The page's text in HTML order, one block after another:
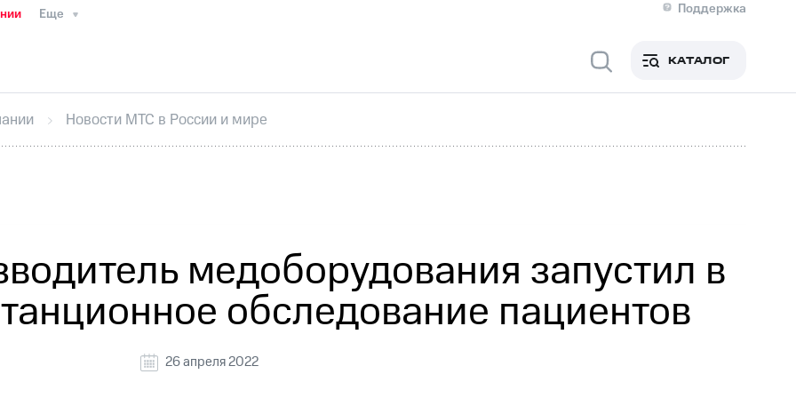
Еще
Поддержка
Медиа-центр
ИнтервьюФинансовая отчетностьКонтактыНовости в регионе
секретарьРаскрытие информации
кабинет акционераАкционерный капиталКонтроль и аудитРынок акций
КАТАЛОГ
Новости МТС в России и мире
медоборудования запустил в
обследование пациентов
26 апреля 2022